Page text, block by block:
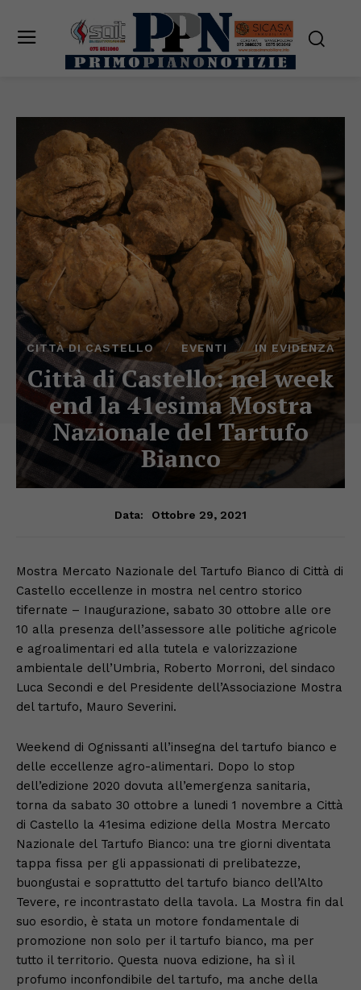
CITTÀ DI CASTELLO EVENTI IN EVIDENZA
Città di Castello: nel week
end la 41esima Mostra
Nazionale del Tartufo
Bianco
Data: Ottobre 29, 2021
Mostra Mercato Nazionale del Tartufo Bianco di Città di
Castello eccellenze in mostra nel centro storico
tifernate – Inaugurazione, sabato 30 ottobre alle ore
10 alla presenza dell’assessore alle politiche agricole
e agroalimentari ed alla tutela e valorizzazione
ambientale dell’Umbria, Roberto Morroni, del sindaco
Luca Secondi e del Presidente dell’Associazione Mostra
del tartufo, Mauro Severini.
Weekend di Ognissanti all’insegna del tartufo bianco e
delle eccellenze agro-alimentari. Dopo lo stop
dell’edizione 2020 dovuta all’emergenza sanitaria,
torna da sabato 30 ottobre a lunedi 1 novembre a Città
di Castello la 41esima edizione della Mostra Mercato
Nazionale del Tartufo Bianco: una tre giorni diventata
tappa fissa per gli appassionati di prelibatezze,
buongustai e soprattutto del tartufo bianco dell’Alto
Tevere, re incontrastato della tavola. La Mostra fin dal
suo esordio, è stata un motore fondamentale di
promozione non solo per il tartufo bianco, ma per
tutto il territorio. Questa nuova edizione, ha sì il
profumo inconfondibile del tartufo, ma anche della